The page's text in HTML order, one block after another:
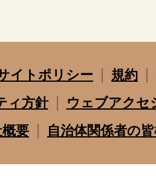
イトポリシー
規約
ィ方針
ウェブアクセ
要 自治体関係者の